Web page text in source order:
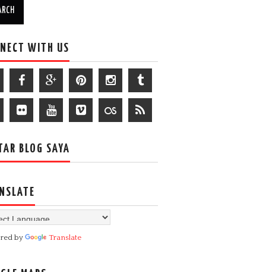
WITH US
BLOG SAYA
by Translate